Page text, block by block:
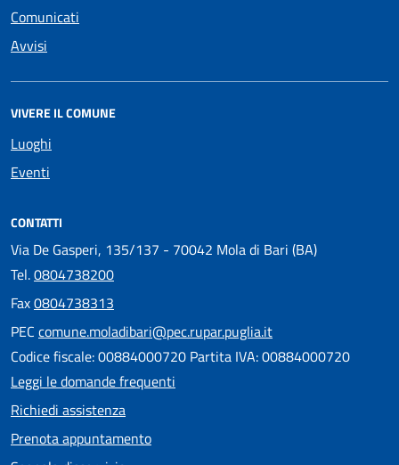
Comunicati
Avvisi
VIVERE IL COMUNE
Luoghi
Eventi
CONTATTI
Via De Gasperi, 135/137 - 70042 Mola di Bari (BA)
Tel.0804738200
Fax0804738313
PEC comune.moladibari@pec.rupar.puglia.it
Codice fiscale: 00884000720 Partita IVA: 00884000720
Leggi le domande frequenti
Richiedi assistenza
Prenota appuntamento